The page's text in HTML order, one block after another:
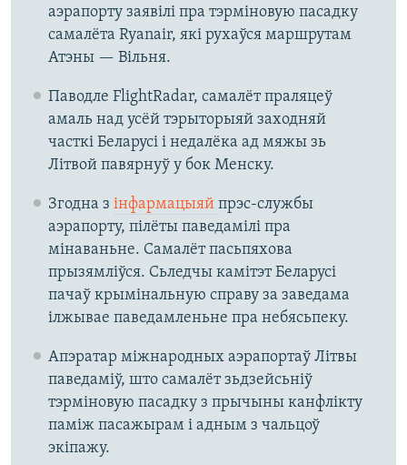
аэрапорту заявілі пра тэрміновую пасадку
самалёта Ryanair, які рухаўся маршрутам
Атэны — Вільня.
Паводле FlightRadar, самалёт праляцеў
амаль над усёй тэрыторыяй заходняй
часткі Беларусі і недалёка ад мяжы зь
Літвой павярнуў у бок Менску.
Згодна з інфармацыяй прэс-службы
аэрапорту, пілёты паведамілі пра
мінаваньне. Самалёт пасьпяхова
прызямліўся. Сьледчы камітэт Беларусі
пачаў крымінальную справу за заведама
ілжывае паведамленьне пра небясьпеку.
Апэратар міжнародных аэрапортаў Літвы
паведаміў, што самалёт зьдзейсьніў
тэрміновую пасадку з прычыны канфлікту
паміж пасажырам і адным з чальцоў
экіпажу.